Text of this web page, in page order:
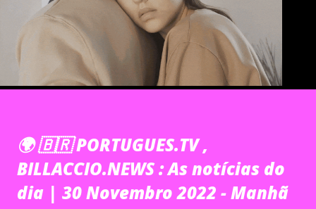
🌍 🇧🇷 PORTUGUES.TV ,
BILLACCIO.NEWS : As notícias do
dia | 30 Novembro 2022 - Manhã